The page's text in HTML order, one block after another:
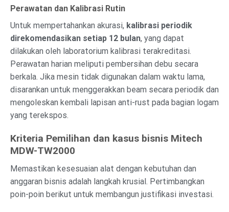
Perawatan dan Kalibrasi Rutin
Untuk mempertahankan akurasi, kalibrasi periodik
direkomendasikan setiap 12 bulan, yang dapat
dilakukan oleh laboratorium kalibrasi terakreditasi.
Perawatan harian meliputi pembersihan debu secara
berkala. Jika mesin tidak digunakan dalam waktu lama,
disarankan untuk menggerakkan beam secara periodik dan
mengoleskan kembali lapisan anti-rust pada bagian logam
yang terekspos.
Kriteria Pemilihan dan kasus bisnis Mitech
MDW-TW2000
Memastikan kesesuaian alat dengan kebutuhan dan
anggaran bisnis adalah langkah krusial. Pertimbangkan
poin-poin berikut untuk membangun justifikasi investasi.